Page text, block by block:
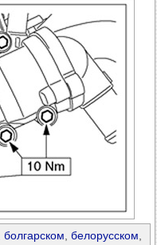
болгарском белорусском